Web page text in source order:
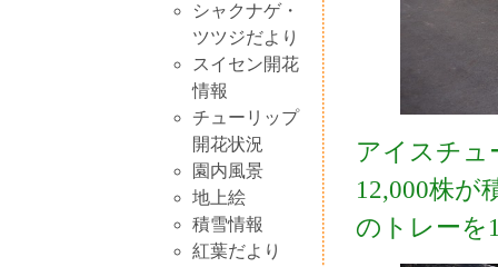
シャクナゲ・
ツツジだより
スイセン開花
情報
チューリップ
開花状況
園内風景
地上絵
積雪情報
紅葉だより
アイスチュ
12,000株が
のトレーを